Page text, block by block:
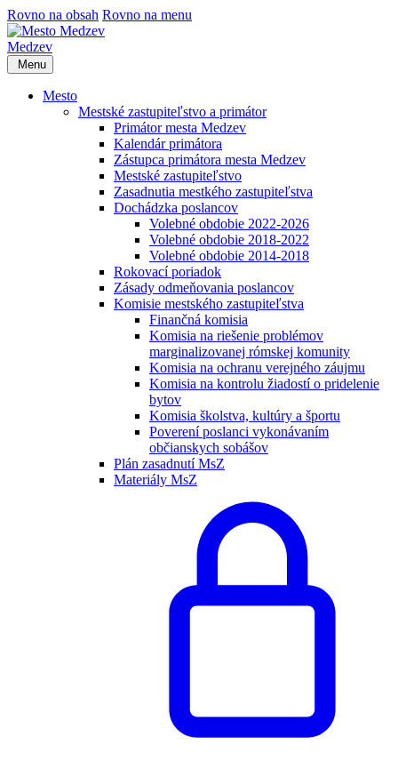
Rovno na obsah Rovno na menu
Medzev
Menu
Mesto
Mestské zastupiteľstvo a primátor
Primátor mesta Medzev
Kalendár primátora
Zástupca primátora mesta Medzev
Mestské zastupiteľstvo
Zasadnutia mestkého zastupiteľstva
Dochádzka poslancov
Volebné obdobie 2022-2026
Volebné obdobie 2018-2022
Volebné obdobie 2014-2018
Rokovací poriadok
Zásady odmeňovania poslancov
Komisie mestského zastupiteľstva
Finančná komisia
Komisia na riešenie problémov
marginalizovanej rómskej komunity
Komisia na ochranu verejného záujmu
Komisia na kontrolu žiadostí o pridelenie
bytov
Komisia školstva, kultúry a športu
Poverení poslanci vykonávaním
občianskych sobášov
Plán zasadnutí MsZ
Materiály MsZ